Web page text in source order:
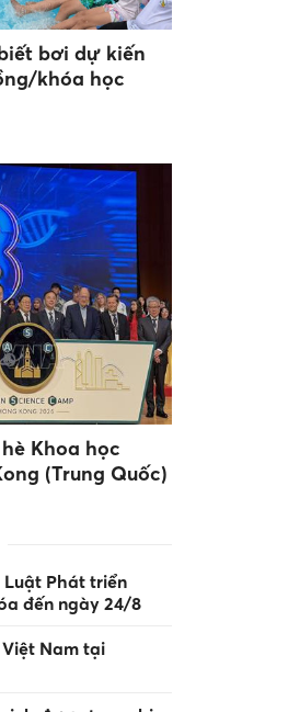
bơi dự kiến
khóa học
Khoa học
(Trung Quốc)
Phát triển
đến ngày 24/8
Nam tại